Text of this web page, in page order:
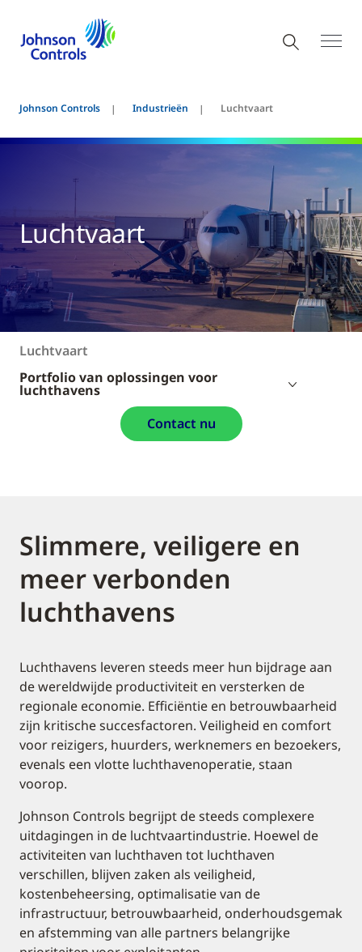
Johnson Controls Industrieën Luchtvaart
Luchtvaart
Luchtvaart
Portfolio van oplossingen voor
luchthavens
Contact nu
Slimmere, veiligere en
meer verbonden
luchthavens
Luchthavens leveren steeds meer hun bijdrage aan
de wereldwijde productiviteit en versterken de
regionale economie. Efficiëntie en betrouwbaarheid
zijn kritische succesfactoren. Veiligheid en comfort
voor reizigers, huurders, werknemers en bezoekers,
evenals een vlotte luchthavenoperatie, staan
voorop.
Johnson Controls begrijpt de steeds complexere
uitdagingen in de luchtvaartindustrie. Hoewel de
activiteiten van luchthaven tot luchthaven
verschillen, blijven zaken als veiligheid,
kostenbeheersing, optimalisatie van de
infrastructuur, betrouwbaarheid, onderhoudsgemak
en afstemming van alle partners belangrijke